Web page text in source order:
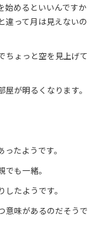
始めるといいんですか
違って月は見えないの
ちょっと空を見上げて
が明るくなります。
たようです。
も一緒。
たようです。
意味があるのだそうで